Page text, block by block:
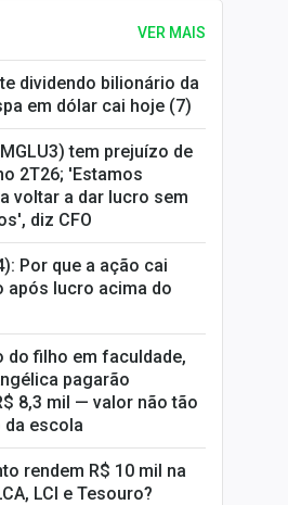
VER MAIS
dividendo bilionário da
em dólar cai hoje (7)
tem prejuízo de
2T26; 'Estamos
voltar a dar lucro sem
diz CFO
Por que a ação cai
após lucro acima do
do filho em faculdade,
pagarão
8,3 mil — valor não tão
da escola
rendem R$ 10 mil na
LCI e Tesouro?